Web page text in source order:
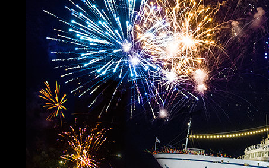
サイエントロジストに会いましょう
教会の内部
サイエントロジーの基本原理
ダイアネティックスの紹介
愛と憎しみ ―
偉大さとは何か?
フラッグ･ランド･ベース
フリーウィンズ
サイエントロジーを
世界にもたらす